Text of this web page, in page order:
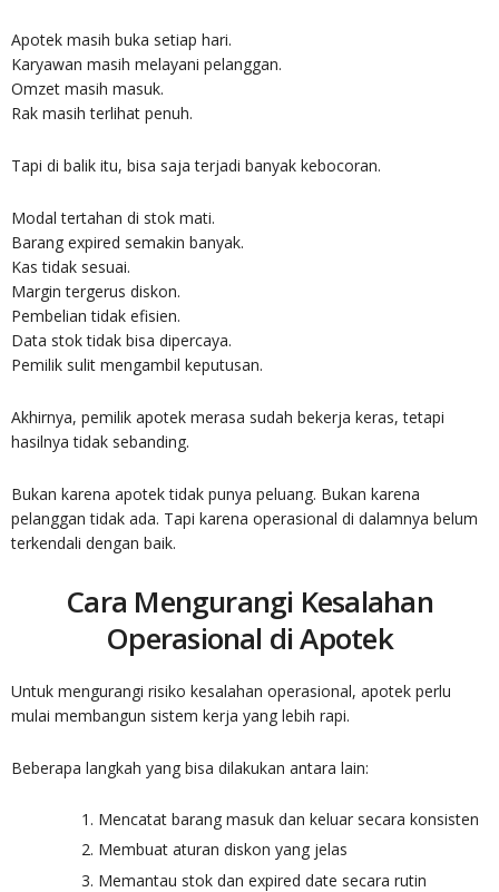
Apotek masih buka setiap hari.
Karyawan masih melayani pelanggan.
Omzet masih masuk.
Rak masih terlihat penuh.
Tapi di balik itu, bisa saja terjadi banyak kebocoran.
Modal tertahan di stok mati.
Barang expired semakin banyak.
Kas tidak sesuai.
Margin tergerus diskon.
Pembelian tidak efisien.
Data stok tidak bisa dipercaya.
Pemilik sulit mengambil keputusan.
Akhirnya, pemilik apotek merasa sudah bekerja keras, tetapi
hasilnya tidak sebanding.
Bukan karena apotek tidak punya peluang. Bukan karena
pelanggan tidak ada. Tapi karena operasional di dalamnya belum
terkendali dengan baik.
Cara Mengurangi Kesalahan
Operasional di Apotek
Untuk mengurangi risiko kesalahan operasional, apotek perlu
mulai membangun sistem kerja yang lebih rapi.
Beberapa langkah yang bisa dilakukan antara lain:
Mencatat barang masuk dan keluar secara konsisten
Membuat aturan diskon yang jelas
Memantau stok dan expired date secara rutin